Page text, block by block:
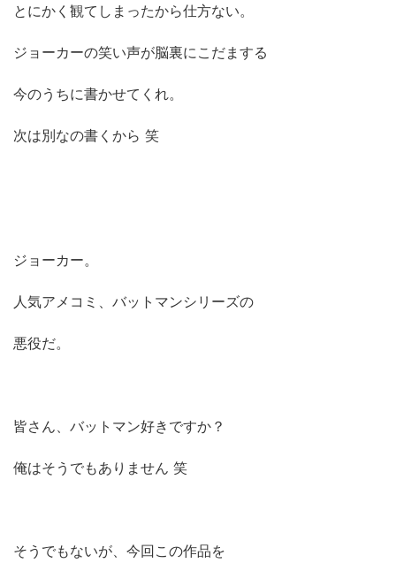
とにかく観てしまったから仕方ない。
ジョーカーの笑い声が脳裏にこだまする
今のうちに書かせてくれ。
次は別なの書くから 笑
ジョーカー。
人気アメコミ、バットマンシリーズの
悪役だ。
皆さん、バットマン好きですか？
俺はそうでもありません 笑
そうでもないが、今回この作品を